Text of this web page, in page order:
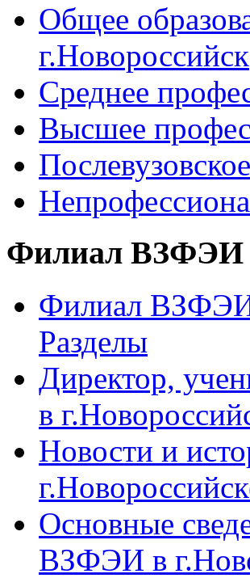
Общее
г.Новороссийск
Среднее
Высшее
Филиал ВЗФЭИ
Филиал ВЗФЭИ
Разделы
Директор,
в
Новости и
Основные
ВЗФЭИ в